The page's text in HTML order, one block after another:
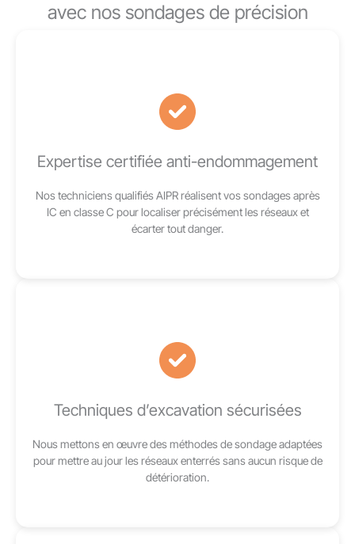
avec nos sondages de précision
Expertise certifiée anti-endommagement
Nos techniciens qualifiés AIPR réalisent vos sondages après
IC en classe C pour localiser précisément les réseaux et
écarter tout danger.
Techniques d’excavation sécurisées
Nous mettons en œuvre des méthodes de sondage adaptées
pour mettre au jour les réseaux enterrés sans aucun risque de
détérioration.